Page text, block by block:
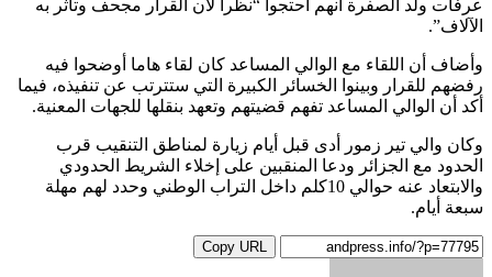
عرفات ولد الصفرة أنهم احتجوا “نظرا لأن القرار مجحف وتأثر به
الآلاف”.
وأضاف أن اللقاء مع الوالي المساعد كان لقاء هاما أوضحوا فيه
رفضهم للقرار وبينوا الخسائر الكبيرة التي ستترتب عن تنفيذه، فيما
أكد أن الوالي المساعد تفهم قضيتهم وتعهد بنقلها للجهات المعنية.
وكان والي تير زمور أدى قبل أيام زيارة لمناطق التنقيب قرب
الحدود مع الجزائر ودعا المنقبين على إخلاء الشريط الحدودي
والابتعاد عنه حوالي 10كلم داخل التراب الوطني وحدد لهم مهلة
سبعة أيام.
Copy URL